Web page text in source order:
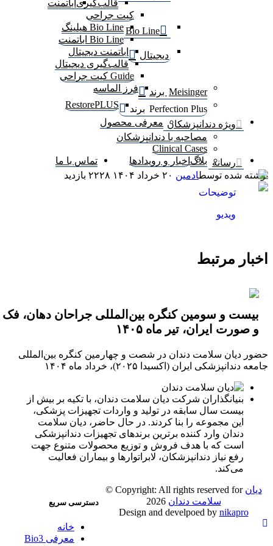
قالب‌گیریاباتمنت
کیت جراحی
Bio LineBio Line هیلینگ
Bio Line اباتمنت
دیجیتال
اباتمنت دیجیتال
قالب‌گیری دیجیتال
Guide کیت جراحی
Meisinger برند
فرز الماسه
Perfection Plus برند
RestorePLUS
ویژه دندانپزشکان معرفی محصول
مصاحبه با دندانپزشکان
Clinical Cases
رسانه بلاگاخبار و رویدادها
تماس با ما
شده توسطادمین ۲۰ خرداد ۱۴۰۴ ۲۲۲۸ بازدید
توضیحات
در مرکز نمایشگا‌ه‌های بین‌المللی ایران مال برگزار
شد. شرکت دیان سلامت دندان، به عنوان نماینده
این رویداد حضور داشت.
از تمامی دندانپزشکان گرامی و نیز مدیریت و تیم
فروش دیان سلامت دندان بسیار سپاسگزاریم و
همیشه با افتخار، در کنار شما عزیزان هستیم.
زمان:۹-۶ خرداد ماه ۱۴۰۴
D113
ویدیو
مرتبط
بیست و سومین کنگره بین‌المللی جراحان دهان، فک
و صورت ایران، تیر ماه ۱۴۰۵
دیان سلامت دندان در شصت و چهارمین کنگره بین‌المللی
دندانپزشکی ایران (اکسیدا ۲۰۲۵)، خرداد ماه ۱۴۰۴
بنیانگذاران شرکت دیان سلامت دندان، با تکیه بر بیش از
بیست سال سابقه در تولید و واردات تجهیزات پزشکی،
این مجموعه را بنا کردند. در حال حاضر، دیان سلامت
دندان وارد کننده برترین برندهای تجهیزات دندانپزشکی
است که با هدف فروش و توزیع محصولات متنوع جهت
رفع نیاز دندانپزشکان، لابراتوارها و بیماران فعالیت
می‌کند.
دسترسی سریع
خانه
معرفی Bio3
© Copyright: All rights reserved for
سلامت دندان 2026
Design and develpoed bynikapro